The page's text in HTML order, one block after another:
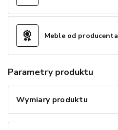
Meble od producenta
Parametry produktu
Wymiary produktu